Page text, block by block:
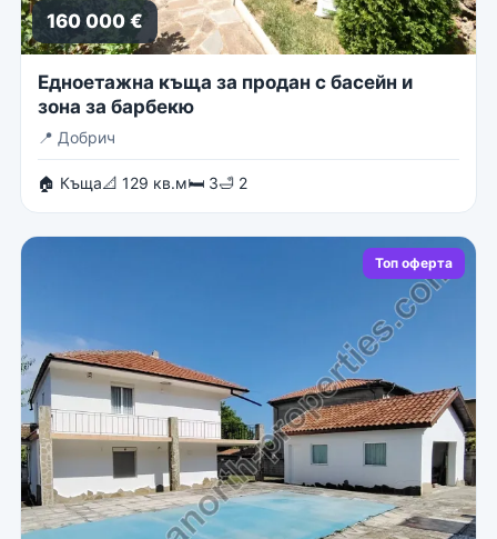
160 000 €
Едноетажна къща за продан с басейн и
зона за барбекю
📍 Добрич
🏠 Къща📐 129 кв.м🛏 3🛁 2
Топ оферта